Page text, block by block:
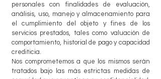
personales con finalidades de evaluación,
análisis, uso, manejo y almacenamiento para
el cumplimiento del objeto y fines de los
servicios prestados, tales como valuación de
comportamiento, historial de pago y capacidad
crediticia.
Nos comprometemos a que los mismos serán
tratados bajo las más estrictas medidas de